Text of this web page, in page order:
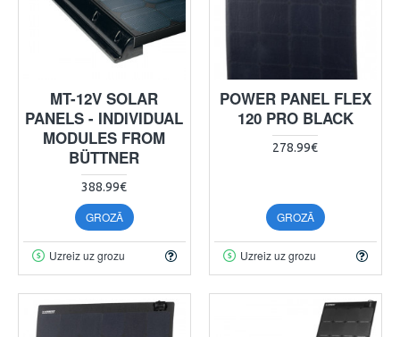
MT-12V SOLAR
PANELS - INDIVIDUAL
MODULES FROM
BÜTTNER
388.99€
GROZĀ
Uzreiz uz grozu
POWER PANEL FLEX
120 PRO BLACK
278.99€
GROZĀ
Uzreiz uz grozu